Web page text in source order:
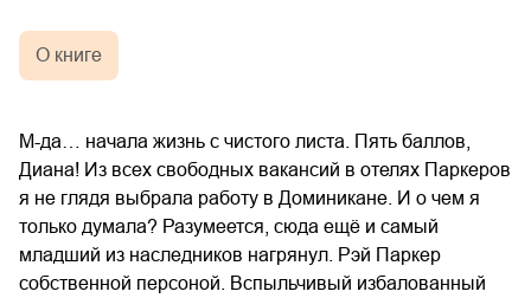
О книге
М-да… начала жизнь с чистого листа. Пять баллов,
Диана! Из всех свободных вакансий в отелях Паркеров
я не глядя выбрала работу в Доминикане. И о чем я
только думала? Разумеется, сюда ещё и самый
младший из наследников нагрянул. Рэй Паркер
собственной персоной. Вспыльчивый избалованный